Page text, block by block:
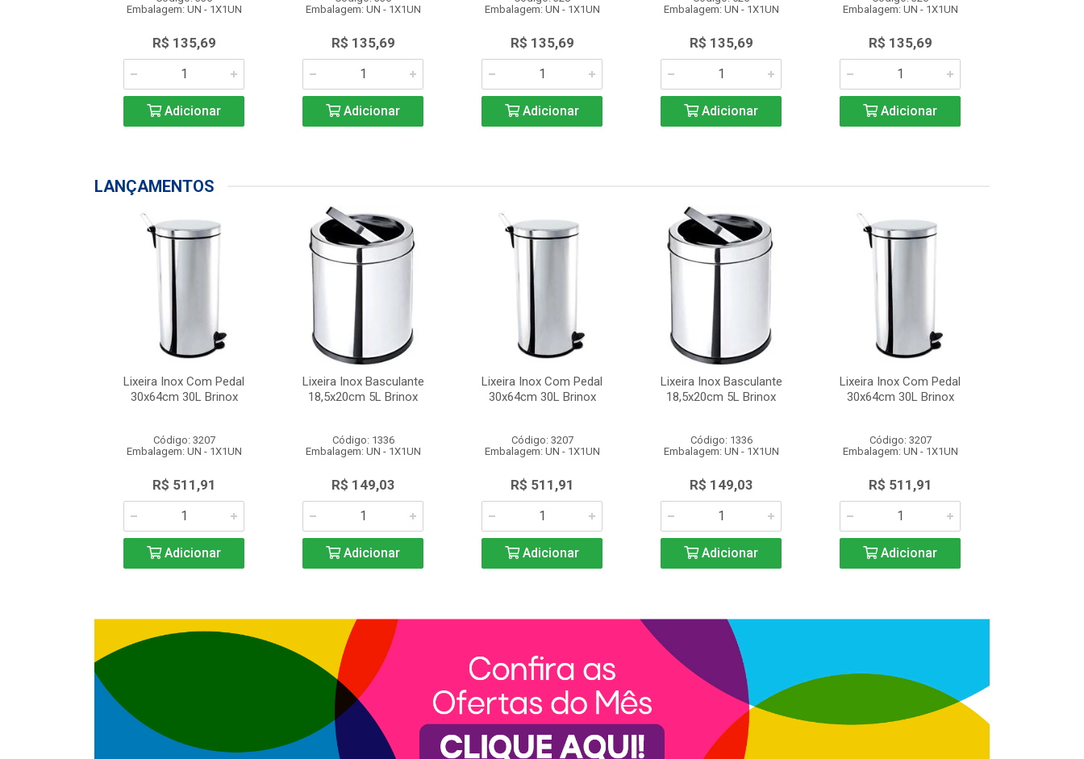
Embalagem: UN - 1X1UN
R$ 135,69
Adicionar
Embalagem: UN - 1X1UN
R$ 135,69
Adicionar
Embalagem: UN - 1X1UN
R$ 135,69
Adicionar
Embalagem: UN - 1X1UN
R$ 135,69
Adicionar
Embalagem: UN - 1X1UN
R$ 135,69
Adicionar
LANÇAMENTOS
Lixeira Inox Com Pedal
30x64cm 30L Brinox
Código: 3207
Embalagem: UN - 1X1UN
R$ 511,91
Adicionar
Lixeira Inox Basculante
18,5x20cm 5L Brinox
Código: 1336
Embalagem: UN - 1X1UN
R$ 149,03
Adicionar
Lixeira Inox Com Pedal
30x64cm 30L Brinox
Código: 3207
Embalagem: UN - 1X1UN
R$ 511,91
Adicionar
Lixeira Inox Basculante
18,5x20cm 5L Brinox
Código: 1336
Embalagem: UN - 1X1UN
R$ 149,03
Adicionar
Lixeira Inox Com Pedal
30x64cm 30L Brinox
Código: 3207
Embalagem: UN - 1X1UN
R$ 511,91
Adicionar